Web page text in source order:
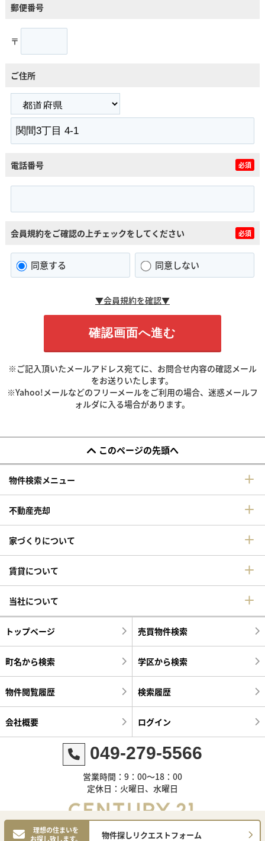
理想の住まいを
お探し致します。
物件探しリクエストフォーム
郵便番号
〒
ご住所
電話番号 必須
会員規約をご確認の上チェックをしてください 必須
同意する 同意しない
▼会員規約を確認▼
※ご記入頂いたメールアドレス宛てに、お問合せ内容の確認メール
をお送りいたします。
※Yahoo!メールなどのフリーメールをご利用の場合、迷惑メールフ
ォルダに入る場合があります。
このページの先頭へ
物件検索メニュー
不動産売却
家づくりについて
賃貸について
当社について
トップページ 売買物件検索
町名から検索 学区から検索
物件閲覧履歴 検索履歴
会社概要 ログイン
049-279-5566
営業時間：9：00～18：00
定休日：火曜日、水曜日